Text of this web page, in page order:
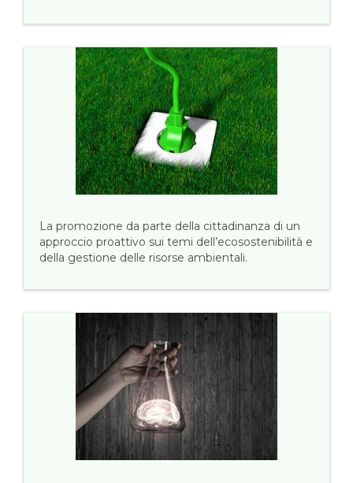
La promozione da parte della cittadinanza di un
approccio proattivo sui temi dell’ecosostenibilità e
della gestione delle risorse ambientali.